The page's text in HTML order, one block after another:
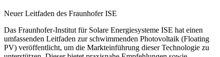
Neuer Leitfaden des Fraunhofer ISE
Das Fraunhofer-Institut für Solare Energiesysteme ISE hat einen
umfassenden Leitfaden zur schwimmenden Photovoltaik (Floating
PV) veröffentlicht, um die Markteinführung dieser Technologie zu